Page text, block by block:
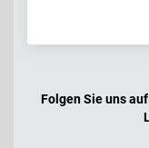
Folgen Sie uns